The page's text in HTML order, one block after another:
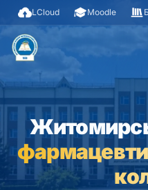
LCloud Moodle